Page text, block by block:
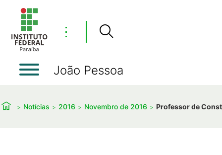
⋮
João Pessoa
Notícias 2016 Novembro de 2016 Professor de